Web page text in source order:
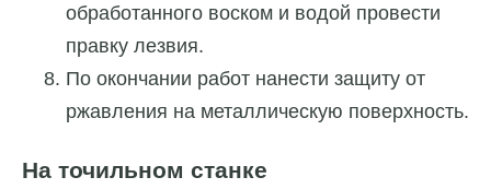
обработанного воском и водой провести
правку лезвия.
По окончании работ нанести защиту от
ржавления на металлическую поверхность.
На точильном станке